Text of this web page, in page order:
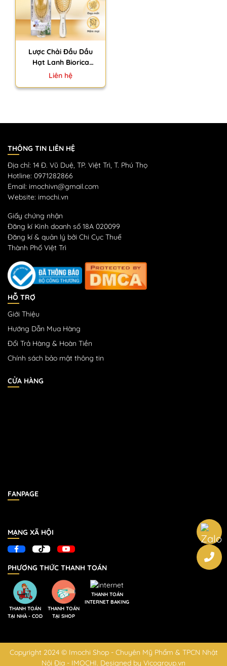
Lược Chải Đầu Dầu
Hạt Lanh Biorica
Botanical Amani Oil
Liên hệ
THÔNG TIN LIÊN HỆ
Địa chỉ: 14 Đ. Vũ Duệ, TP. Việt Trì, T. Phú Thọ
Hotline: 0971282866
Email: imochivn@gmail.com
Website: imochi.vn
Giấy chứng nhận
Đăng kí Kinh doanh số 18A 020099
Đăng kí & quản lý bởi Chi Cục Thuế
Thành Phố Việt Trì
HỖ TRỢ
Giới Thiệu
Hướng Dẫn Mua Hàng
Đổi Trả Hàng & Hoàn Tiền
Chính sách bảo mật thông tin
CỬA HÀNG
FANPAGE
MẠNG XÃ HỘI
PHƯƠNG THỨC THANH TOÁN
THANH TOÁN
TẠI NHÀ - COD
THANH TOÁN
TẠI SHOP
THANH TOÁN
INTERNET BAKING
Copyright 2024 © Imochi Shop - Chuyên Mỹ Phẩm & TPCN Nhật
Nội Địa - IMOCHI. Designed by Vicogroup.vn